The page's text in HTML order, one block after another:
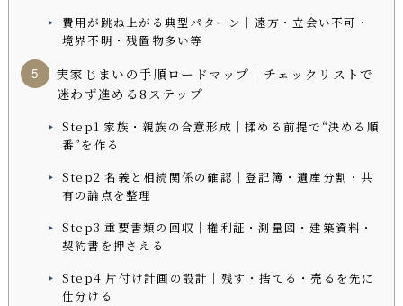
費用が跳ね上がる典型パターン｜遠方・立会い不可・
境界不明・残置物多い等
実家じまいの手順ロードマップ｜チェックリストで
迷わず進める8ステップ
Step1 家族・親族の合意形成｜揉める前提で“決める順
番”を作る
Step2 名義と相続関係の確認｜登記簿・遺産分割・共
有の論点を整理
Step3 重要書類の回収｜権利証・測量図・建築資料・
契約書を押さえる
Step4 片付け計画の設計｜残す・捨てる・売るを先に
仕分ける